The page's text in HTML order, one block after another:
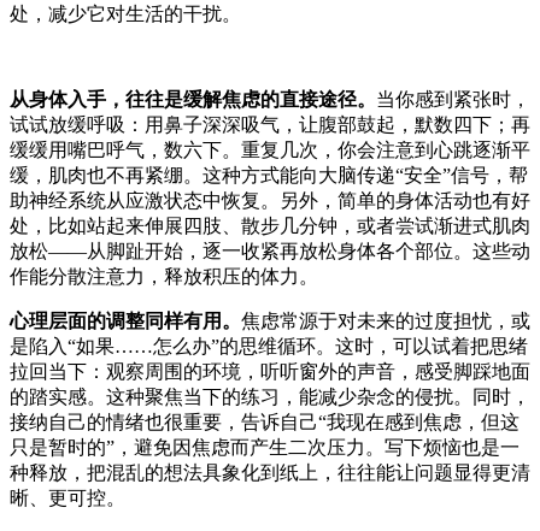
处，减少它对生活的干扰。
从身体入手，往往是缓解焦虑的直接途径。 当你感到紧张时，
试试放缓呼吸：用鼻子深深吸气，让腹部鼓起，默数四下；再
缓缓用嘴巴呼气，数六下。重复几次，你会注意到心跳逐渐平
缓，肌肉也不再紧绷。这种方式能向大脑传递“安全”信号，帮
助神经系统从应激状态中恢复。另外，简单的身体活动也有好
处，比如站起来伸展四肢、散步几分钟，或者尝试渐进式肌肉
放松——从脚趾开始，逐一收紧再放松身体各个部位。这些动
作能分散注意力，释放积压的体力。
心理层面的调整同样有用。 焦虑常源于对未来的过度担忧，或
是陷入“如果……怎么办”的思维循环。这时，可以试着把思绪
拉回当下：观察周围的环境，听听窗外的声音，感受脚踩地面
的踏实感。这种聚焦当下的练习，能减少杂念的侵扰。同时，
接纳自己的情绪也很重要，告诉自己“我现在感到焦虑，但这
只是暂时的”，避免因焦虑而产生二次压力。写下烦恼也是一
种释放，把混乱的想法具象化到纸上，往往能让问题显得更清
晰、更可控。